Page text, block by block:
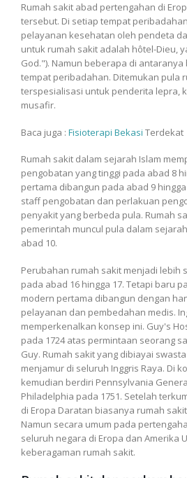
Rumah sakit abad pertengahan di
tersebut. Di setiap tempat
pelayanan kesehatan oleh pendeta
untuk rumah sakit adalah hôtel-Dieu,
God."). Namun beberapa di
tempat peribadahan. Ditemukan pula
terspesialisasi untuk penderita lepra,
musafir.
Baca juga : Fisioterapi Bekasi Terdekat
Rumah sakit dalam sejarah Islam
pengobatan yang tinggi pada abad 8
pertama dibangun pada abad 9
staff pengobatan dan perlakuan
penyakit yang berbeda pula. Rumah
pemerintah muncul pula dalam
abad 10.
Perubahan rumah sakit menjadi lebih
pada abad 16 hingga 17. Tetapi baru
modern pertama dibangun dengan
pelayanan dan pembedahan medis.
memperkenalkan konsep ini. Guy's
pada 1724 atas permintaan seorang
Guy. Rumah sakit yang dibiayai
menjamur di seluruh Inggris Raya. Di
kemudian berdiri Pennsylvania
Philadelphia pada 1751. Setelah
di Eropa Daratan biasanya rumah
Namun secara umum pada
seluruh negara di Eropa dan Amerika
keberagaman rumah sakit.